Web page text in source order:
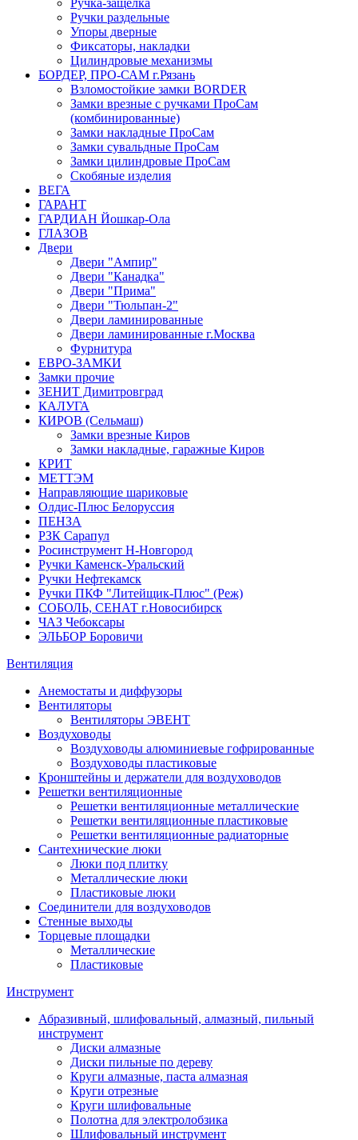
Ручки раздельные
Упоры дверные
Фиксаторы, накладки
Цилиндровые механизмы
БОРДЕР, ПРО-САМ г.Рязань
Взломостойкие замки BORDER
Замки врезные с ручками ПроСам
(комбинированные)
Замки накладные ПроСам
Замки сувальдные ПроСам
Замки цилиндровые ПроСам
Скобяные изделия
ВЕГА
ГАРАНТ
ГАРДИАН Йошкар-Ола
ГЛАЗОВ
Двери
Двери "Ампир"
Двери "Канадка"
Двери "Прима"
Двери "Тюльпан-2"
Двери ламинированные
Двери ламинированные г.Москва
Фурнитура
ЕВРО-ЗАМКИ
Замки прочие
ЗЕНИТ Димитровград
КАЛУГА
КИРОВ (Сельмаш)
Замки врезные Киров
Замки накладные, гаражные Киров
КРИТ
МЕТТЭМ
Направляющие шариковые
Олдис-Плюс Белоруссия
ПЕНЗА
РЗК Сарапул
Росинструмент Н-Новгород
Ручки Каменск-Уральский
Ручки Нефтекамск
Ручки ПКФ "Литейщик-Плюс" (Реж)
СОБОЛЬ, СЕНАТ г.Новосибирск
ЧАЗ Чебоксары
ЭЛЬБОР Боровичи
Вентиляция
Анемостаты и диффузоры
Вентиляторы
Вентиляторы ЭВЕНТ
Воздуховоды
Воздуховоды алюминиевые гофрированные
Воздуховоды пластиковые
Кронштейны и держатели для воздуховодов
Решетки вентиляционные
Решетки вентиляционные металлические
Решетки вентиляционные пластиковые
Решетки вентиляционные радиаторные
Сантехнические люки
Люки под плитку
Металлические люки
Пластиковые люки
Соединители для воздуховодов
Стенные выходы
Торцевые площадки
Металлические
Пластиковые
Инструмент
Абразивный, шлифовальный, алмазный, пильный
инструмент
Диски алмазные
Диски пильные по дереву
Круги алмазные, паста алмазная
Круги отрезные
Круги шлифовальные
Полотна для электролобзика
Шлифовальный инструмент